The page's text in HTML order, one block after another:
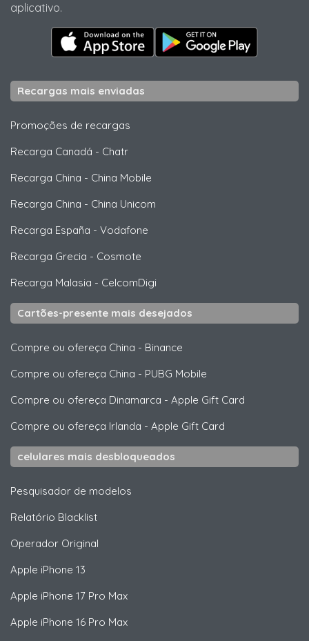
aplicativo.
Recargas mais enviadas
Promoções de recargas
Recarga Canadá - Chatr
Recarga China - China Mobile
Recarga China - China Unicom
Recarga España - Vodafone
Recarga Grecia - Cosmote
Recarga Malasia - CelcomDigi
Cartões-presente mais desejados
Compre ou ofereça China - Binance
Compre ou ofereça China - PUBG Mobile
Compre ou ofereça Dinamarca - Apple Gift Card
Compre ou ofereça Irlanda - Apple Gift Card
celulares mais desbloqueados
Pesquisador de modelos
Relatório Blacklist
Operador Original
Apple iPhone 13
Apple iPhone 17 Pro Max
Apple iPhone 16 Pro Max